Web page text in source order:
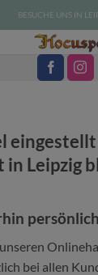
BESUCHE UNS IN
in Leipzig
bei allen